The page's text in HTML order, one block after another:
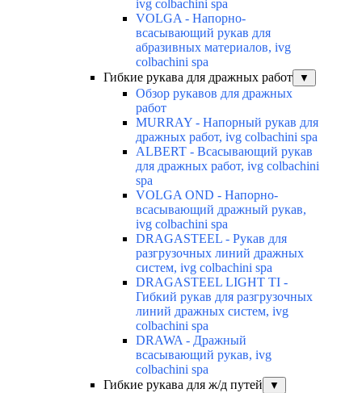
ivg colbachini spa
VOLGA - Напорно-
всасывающий рукав для
абразивных материалов, ivg
colbachini spa
Гибкие рукава для дражных работ
▼
Обзор рукавов для дражных
работ
MURRAY - Напорный рукав для
дражных работ, ivg colbachini spa
ALBERT - Всасывающий рукав
для дражных работ, ivg colbachini
spa
VOLGA OND - Напорно-
всасывающий дражный рукав,
ivg colbachini spa
DRAGASTEEL - Рукав для
разгрузочных линий дражных
систем, ivg colbachini spa
DRAGASTEEL LIGHT TI -
Гибкий рукав для разгрузочных
линий дражных систем, ivg
colbachini spa
DRAWA - Дражный
всасывающий рукав, ivg
colbachini spa
Гибкие рукава для ж/д путей
▼